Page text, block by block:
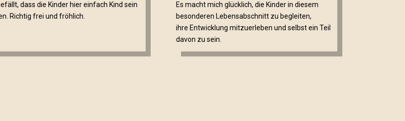
dass die Kinder hier einfach Kind sein
Richtig frei und fröhlich.
Es macht mich glücklich, die Kinder in diesem
besonderen Lebensabschnitt zu begleiten,
ihre Entwicklung mitzuerleben und selbst ein Teil
davon zu sein.